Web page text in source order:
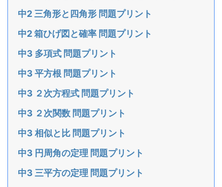
中2 三角形と四角形 問題プリント
中2 箱ひげ図と確率 問題プリント
中3 多項式 問題プリント
中3 平方根 問題プリント
中3 ２次方程式 問題プリント
中3 ２次関数 問題プリント
中3 相似と比 問題プリント
中3 円周角の定理 問題プリント
中3 三平方の定理 問題プリント